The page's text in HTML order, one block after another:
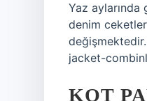
Yaz
denim
jacket-
KOT